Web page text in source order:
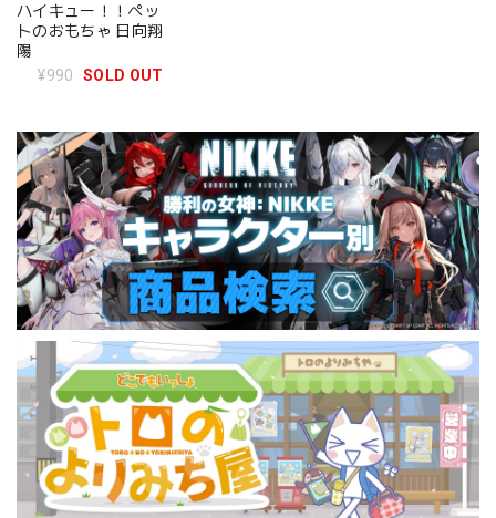
ハイキュー！！ペッ
トのおもちゃ 日向翔
陽
¥990
SOLD OUT